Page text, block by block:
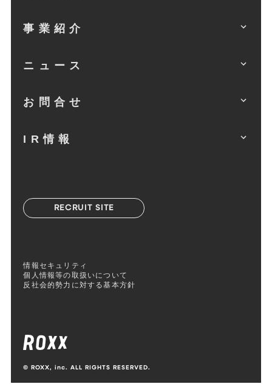
RECRUIT SITE
事業紹介
ニュース
お問合せ
IR情報
情報セキュリティ
個人情報等の取扱いについて
反社会的勢力に対する基本方針
© ROXX, inc. ALL RIGHTS RESERVED.